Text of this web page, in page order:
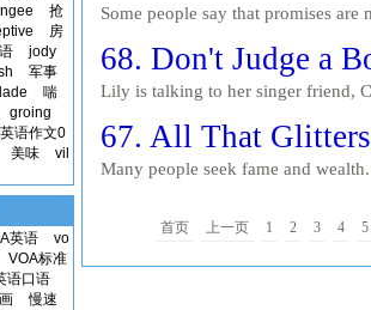
Some people say that promises
68. Don't Judge a
Lily is talking to her singer friend,
67. All That
Many people seek fame and
首页 上一页 1 2 3 4 5
抢
房
jody
军事
lade
喘
groing
语作文0
美味
vil
英语
vo
VOA标准
语口语
慢速